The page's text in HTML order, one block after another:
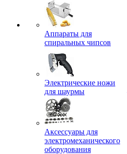
Аппараты для
спиральных чипсов
Электрические ножи
для шаурмы
Аксессуары для
электромеханического
оборудования